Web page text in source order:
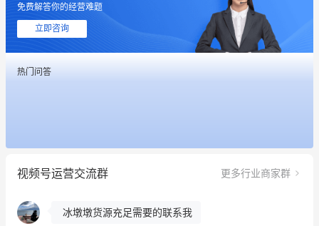
免费解答你的经营难题
立即咨询
热门问答
视频号运营交流群 更多行业商家群
餐饮也得靠私域和服务提高竞争力
昨晚的直播课程太好啦❤️
冰墩墩货源充足需要的联系我